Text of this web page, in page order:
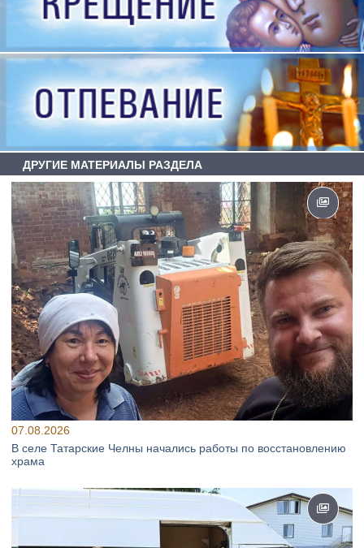
ДРУГИЕ МАТЕРИАЛЫ РАЗДЕЛА
07.08.2026
В селе Татарские Челны начались работы по восстановлению
храма